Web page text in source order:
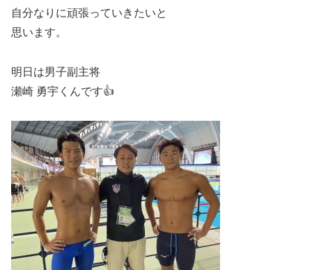
自分なりに頑張っていきたいと
思います。
明日は男子副主将
瀬崎 勇宇くんです👍